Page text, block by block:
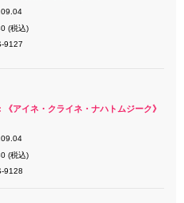
(税込)
9127
アイネ・クライネ・ナハトムジーク》
(税込)
9128